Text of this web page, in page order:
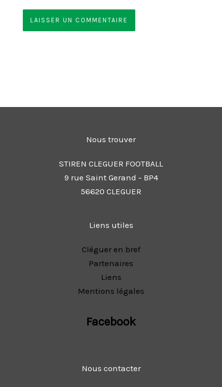
Nous trouver
STIREN CLEGUER FOOTBALL
9 rue Saint Gerand - BP4
56620 CLEGUER
Liens utiles
Cléguer en bref
Partenaires
Liens
Mentions légales
Facebook
Nous contacter